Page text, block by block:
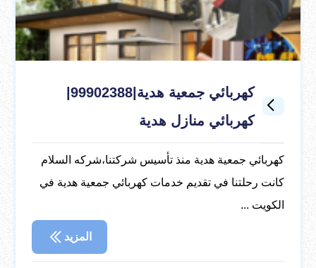
كهربائي منازل هدية
كهربائي جمعية هدية منذ تأسيس شركتنا،شركه السلام
كانت رحلتنا في تقديم خدمات كهربائي جمعية هدية في
الكويت ...
المزيد